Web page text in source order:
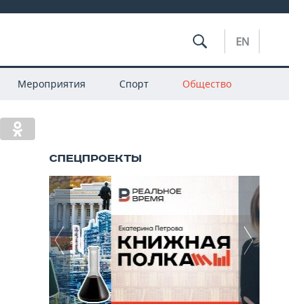
EN
Мероприятия Спорт Общество